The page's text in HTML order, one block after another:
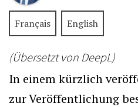
Français English
(Übersetzt von DeepL)
In einem kürzlich
zur Veröffentlichung